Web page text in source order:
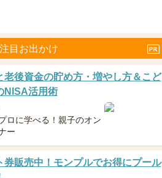
目お出かけ
老後資金の貯め方・増やし方＆こど
NISA活用術
ロに学べる！親子のオン
ー
券販売中！モンプルでお得にプール